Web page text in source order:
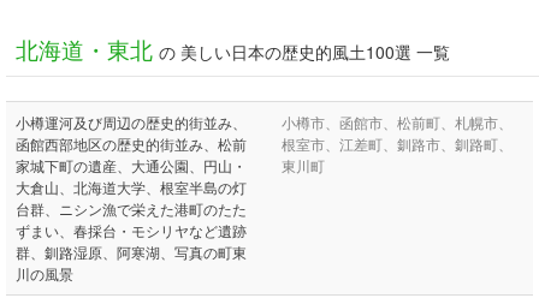
北海道・東北 の 美しい日本の歴史的風土100選 一覧
小樽運河及び周辺の歴史的街並み、
函館西部地区の歴史的街並み、松前
家城下町の遺産、大通公園、円山・
大倉山、北海道大学、根室半島の灯
台群、ニシン漁で栄えた港町のたた
ずまい、春採台・モシリヤなど遺跡
群、釧路湿原、阿寒湖、写真の町東
川の風景
小樽市、函館市、松前町、札幌市、
根室市、江差町、釧路市、釧路町、
東川町